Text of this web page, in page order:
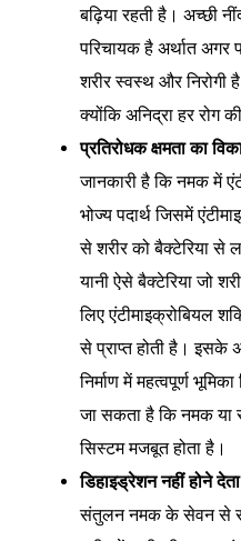
बढ़िया रहती है। अच्छी
परिचायक है अर्थात अगर
शरीर स्वस्थ और निरोगी
क्योंकि अनिद्रा हर रोग
प्रतिरोधक क्षमता का
जानकारी है कि नमक में
भोज्य पदार्थ जिसमें
से शरीर को बैक्टेरिया से
यानी ऐसे बैक्टेरिया जो
लिए एंटीमाइक्रोबियल
से प्राप्त होती है। इसके
निर्माण में महत्वपूर्ण
जा सकता है कि नमक या
सिस्टम मजबूत होता है।
डिहाइड्रेशन नहीं होने
संतुलन नमक के सेवन से